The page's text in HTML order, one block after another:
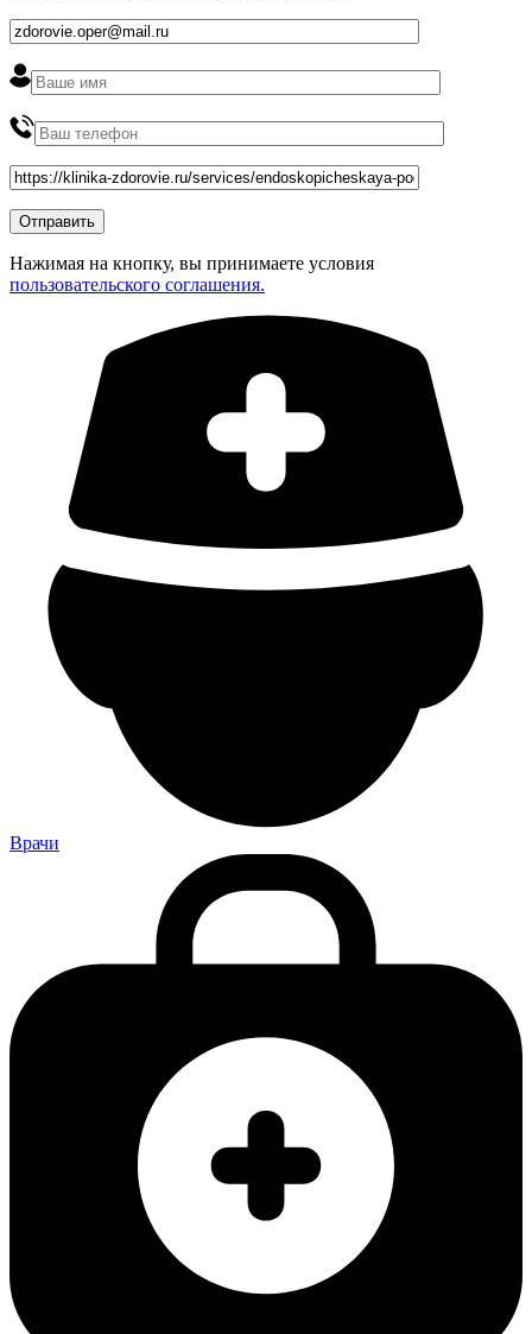
Нажимая на кнопку, вы принимаете условия
пользовательского соглашения.
Врачи